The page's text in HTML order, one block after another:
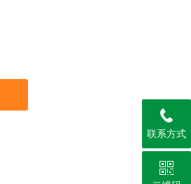
联系方式